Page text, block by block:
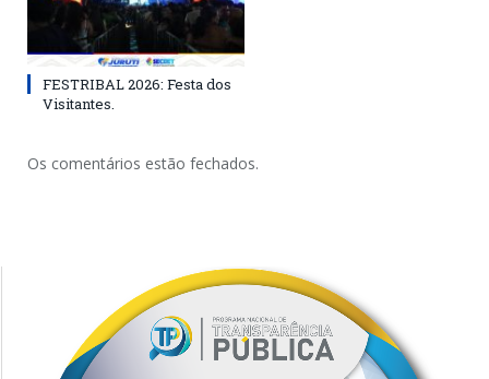
FESTRIBAL 2026: Festa dos
Visitantes.
Os comentários estão fechados.